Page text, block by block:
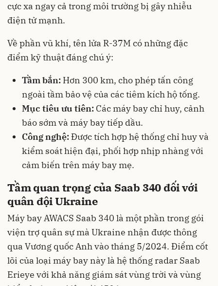
cực xa ngay cả trong môi trường bị gây nhiễu
điện tử mạnh.
Về phần vũ khí, tên lửa R-37M có những đặc
điểm kỹ thuật đáng chú ý:
Tầm bắn: Hơn 300 km, cho phép tấn công
ngoài tầm bảo vệ của các tiêm kích hộ tống.
Mục tiêu ưu tiên: Các máy bay chỉ huy, cảnh
báo sớm và máy bay tiếp dầu.
Công nghệ:Được tích hợp hệ thống chỉ huy và
kiểm soát hiện đại, phối hợp nhịp nhàng với
cảm biến trên máy bay mẹ.
Tầm quan trọng của Saab 340 đối với
quân đội Ukraine
Máy bay AWACS Saab 340 là một phần trong gói
viện trợ quân sự mà Ukraine nhận được thông
qua Vương quốc Anh vào tháng 5/2024. Điểm cốt
lõi của loại máy bay này là hệ thống radar Saab
Erieye với khả năng giám sát vùng trời và vùng